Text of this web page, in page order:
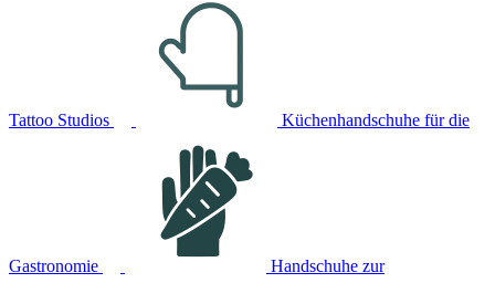
Tattoo Studios Küchenhandschuhe für die
Gastronomie Handschuhe zur